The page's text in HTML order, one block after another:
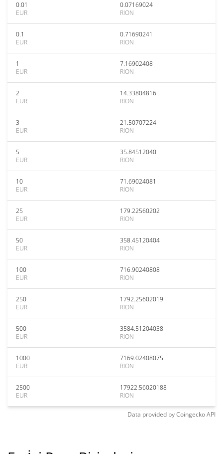
0.01
EUR
0.07169024
RION
0.1
EUR
0.71690241
RION
1
EUR
7.16902408
RION
2
EUR
14.33804816
RION
3
EUR
21.50707224
RION
5
EUR
35.84512040
RION
10
EUR
71.69024081
RION
25
EUR
179.22560202
RION
50
EUR
358.45120404
RION
100
EUR
716.90240808
RION
250
EUR
1792.25602019
RION
500
EUR
3584.51204038
RION
1000
EUR
7169.02408075
RION
2500
EUR
17922.56020188
RION
Data provided byCoingeckoAPI